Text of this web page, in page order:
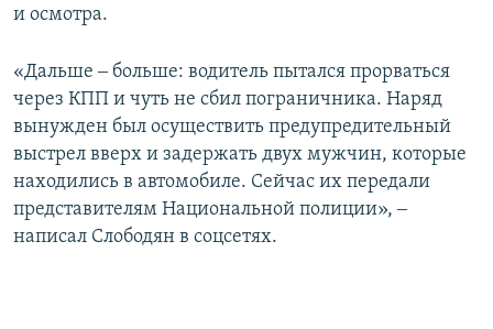
и осмотра.
«Дальше ‒ больше: водитель пытался прорваться
через КПП и чуть не сбил пограничника. Наряд
вынужден был осуществить предупредительный
выстрел вверх и задержать двух мужчин, которые
находились в автомобиле. Сейчас их передали
представителям Национальной полиции», ‒
написал Слободян в соцсетях.